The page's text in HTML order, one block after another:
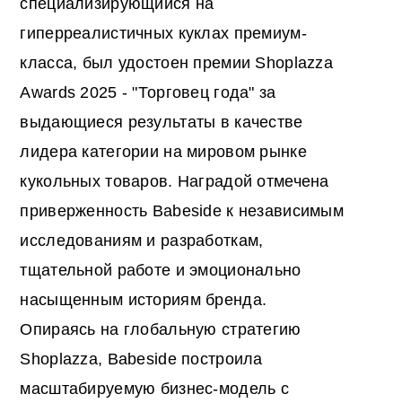
гиперреалистичных куклах премиум-
класса, был удостоен премии Shoplazza
Awards 2025 - "Торговец года" за
выдающиеся результаты в качестве
лидера категории на мировом рынке
кукольных товаров. Наградой отмечена
приверженность Babeside к независимым
исследованиям и разработкам,
тщательной работе и эмоционально
насыщенным историям бренда.
Опираясь на глобальную стратегию
Shoplazza, Babeside построила
масштабируемую бизнес-модель с